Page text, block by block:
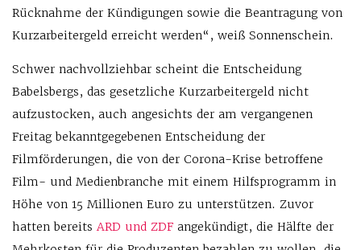
Rücknahme der Kündigungen sowie die Beantragung von
Kurzarbeitergeld erreicht werden“, weiß Sonnenschein.
Schwer nachvollziehbar scheint die Entscheidung
Babelsbergs, das gesetzliche Kurzarbeitergeld nicht
aufzustocken, auch angesichts der am vergangenen
Freitag bekanntgegebenen Entscheidung der
Filmförderungen, die von der Corona-Krise betroffene
Film- und Medienbranche mit einem Hilfsprogramm in
Höhe von 15 Millionen Euro zu unterstützen. Zuvor
hatten bereitsARD und ZDF angekündigt, die Hälfte der